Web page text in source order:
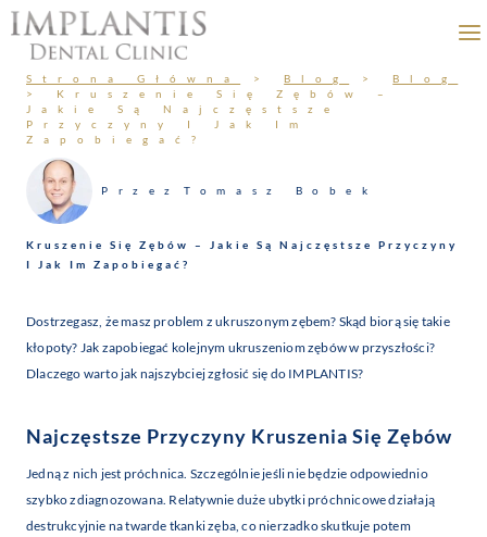
Przejdź
do
treści
Strona Główna > Blog > Blog
> Kruszenie Się Zębów –
Jakie Są Najczęstsze
Przyczyny I Jak Im
Zapobiegać?
Przez Tomasz Bobek
Kruszenie Się Zębów – Jakie Są Najczęstsze Przyczyny
I Jak Im Zapobiegać?
Dostrzegasz, że masz problem z ukruszonym zębem? Skąd biorą się takie
kłopoty? Jak zapobiegać kolejnym ukruszeniom zębów w przyszłości?
Dlaczego warto jak najszybciej zgłosić się do IMPLANTIS?
Najczęstsze Przyczyny Kruszenia Się Zębów
Jedną z nich jest próchnica. Szczególnie jeśli nie będzie odpowiednio
szybko zdiagnozowana. Relatywnie duże ubytki próchnicowe działają
destrukcyjnie na twarde tkanki zęba, co nierzadko skutkuje potem